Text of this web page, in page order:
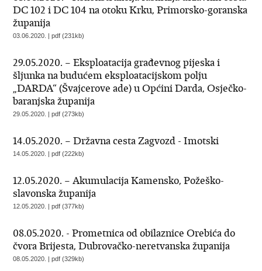
DC 102 i DC 104 na otoku Krku, Primorsko-goranska
županija
03.06.2020. | pdf (231kb)
29.05.2020. – Eksploatacija građevnog pijeska i
šljunka na budućem eksploatacijskom polju
„DARDA“ (Švajcerove ade) u Općini Darda, Osječko-
baranjska županija
29.05.2020. | pdf (273kb)
14.05.2020. – Državna cesta Zagvozd - Imotski
14.05.2020. | pdf (222kb)
12.05.2020. – Akumulacija Kamensko, Požeško-
slavonska županija
12.05.2020. | pdf (377kb)
08.05.2020. - Prometnica od obilaznice Orebića do
čvora Brijesta, Dubrovačko-neretvanska županija
08.05.2020. | pdf (329kb)